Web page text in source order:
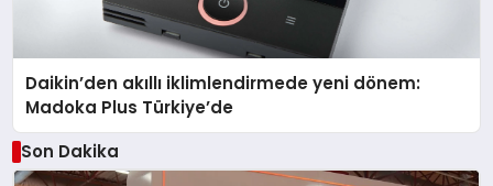
Daikin’den akıllı iklimlendirmede yeni dönem:
Madoka Plus Türkiye’de
Son Dakika